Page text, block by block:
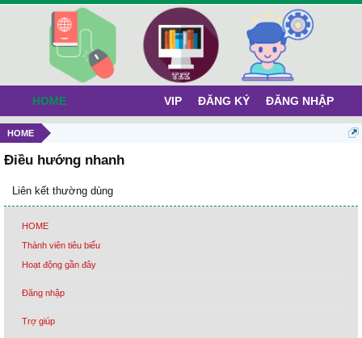
HOME
Điều hướng nhanh
Liên kết thường dùng
HOME
Thành viên tiêu biểu
Hoạt động gần đây
Đăng nhập
Trợ giúp
HOME VIP ĐĂNG KÝ ĐĂNG NHẬP